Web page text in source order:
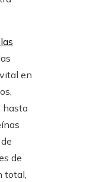
en
hasta
de
total,